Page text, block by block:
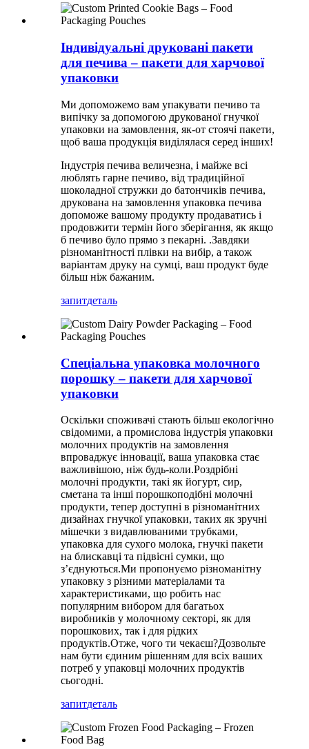
Індивідуальні друковані пакети
для печива – пакети для харчової
упаковки
Ми допоможемо вам упакувати печиво та
випічку за допомогою друкованої гнучкої
упаковки на замовлення, як-от стоячі пакети,
щоб ваша продукція виділялася серед інших!
Індустрія печива величезна, і майже всі
люблять гарне печиво, від традиційної
шоколадної стружки до батончиків печива,
друкована на замовлення упаковка печива
допоможе вашому продукту продаватись і
продовжити термін його зберігання, як якщо
б печиво було прямо з пекарні. .Завдяки
різноманітності плівки на вибір, а також
варіантам друку на сумці, ваш продукт буде
більш ніж бажаним.
запитдеталь
Спеціальна упаковка молочного
порошку – пакети для харчової
упаковки
Оскільки споживачі стають більш екологічно
свідомими, а промислова індустрія упаковки
молочних продуктів на замовлення
впроваджує інновації, ваша упаковка стає
важливішою, ніж будь-коли.Роздрібні
молочні продукти, такі як йогурт, сир,
сметана та інші порошкоподібні молочні
продукти, тепер доступні в різноманітних
дизайнах гнучкої упаковки, таких як зручні
мішечки з видавлюваними трубками,
упаковка для сухого молока, гнучкі пакети
на блискавці та підвісні сумки, що
з’єднуються.Ми пропонуємо різноманітну
упаковку з різними матеріалами та
характеристиками, що робить нас
популярним вибором для багатьох
виробників у молочному секторі, як для
порошкових, так і для рідких
продуктів.Отже, чого ти чекаєш?Дозвольте
нам бути єдиним рішенням для всіх ваших
потреб у упаковці молочних продуктів
сьогодні.
запитдеталь